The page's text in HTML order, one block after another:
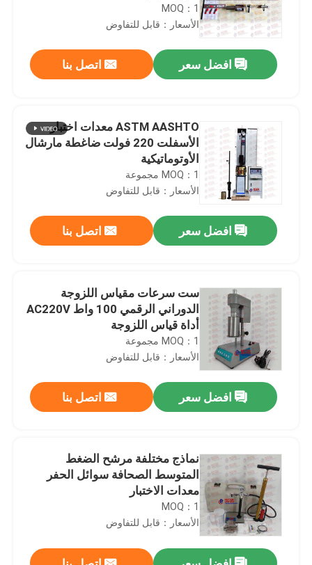
منزل
المنتجات
حول بنا
MOQ：1
الأسعار：قابل للتفاوض
افضل سعر اتصل بنا
ASTM AASHTO معدات اختبار
الأسفلت 220 فولت ضاغطة مارشال
الأوتوماتيكية
MOQ：1 مجموعة
الأسعار：قابل للتفاوض
افضل سعر اتصل بنا
ست سرعات مقياس اللزوجة
الدوراني الرقمي 100 واط AC220V
أداة قياس اللزوجة
MOQ：1 مجموعة
الأسعار：قابل للتفاوض
افضل سعر اتصل بنا
نماذج مختلفة مرشح الضغط
المتوسط ​​الصحافة سوائل الحفر
معدات الاختبار
MOQ：1
الأسعار：قابل للتفاوض